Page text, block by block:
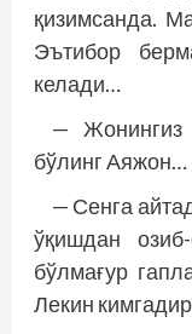
қизимсанда.
Эътибор
келади…
— Жонингиз
бўлинг Аяжон…
— Сенга
ўқишдан
бўлмағур
Лекин